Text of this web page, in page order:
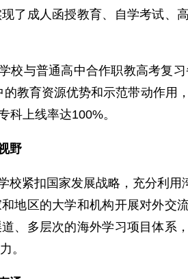
了成人函授教育、自学考试、
校与普通高中合作职教高考复
的教育资源优势和示范带动作用
科上线率达100%。
野
校紧扣国家发展战略，充分利
地区的大学和机构开展对外交
、多层次的海外学习项目体系
。